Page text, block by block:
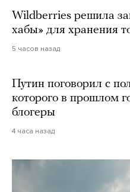
Wildberries решила
хабы» для хранения
5 часов назад
Путин поговорил с
которого в прошлом
блогеры
4 часа назад